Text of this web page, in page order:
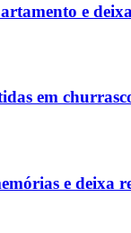
e
em
e deixa